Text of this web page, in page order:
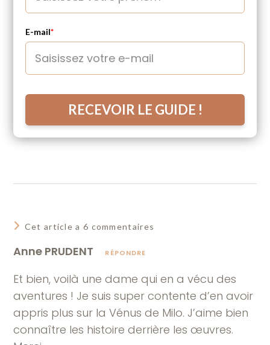
E-mail*
RECEVOIR LE GUIDE !
Cet article a 6 commentaires
Anne PRUDENT RÉPONDRE
Et bien, voilà une dame qui en a vécu des
aventures ! Je suis super contente d’en avoir
appris plus sur la Vénus de Milo. J’aime bien
connaître les histoire derrière les œuvres.